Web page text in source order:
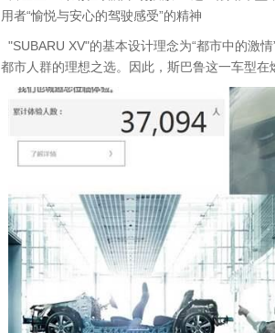
用者“愉悦与安心的驾驶感受”的精神
"SUBARU XV"的基本设计理念为“都市中的激
都市人群的理想之选。因此，斯巴鲁这一车型